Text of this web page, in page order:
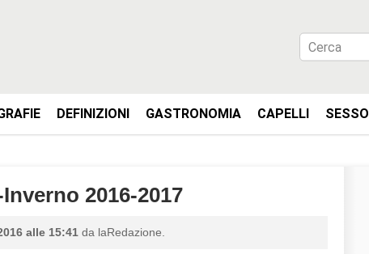
DEFINIZIONI GASTRONOMIA CAPELLI SESSO
2016-2017
alle 15:41 da laRedazione.